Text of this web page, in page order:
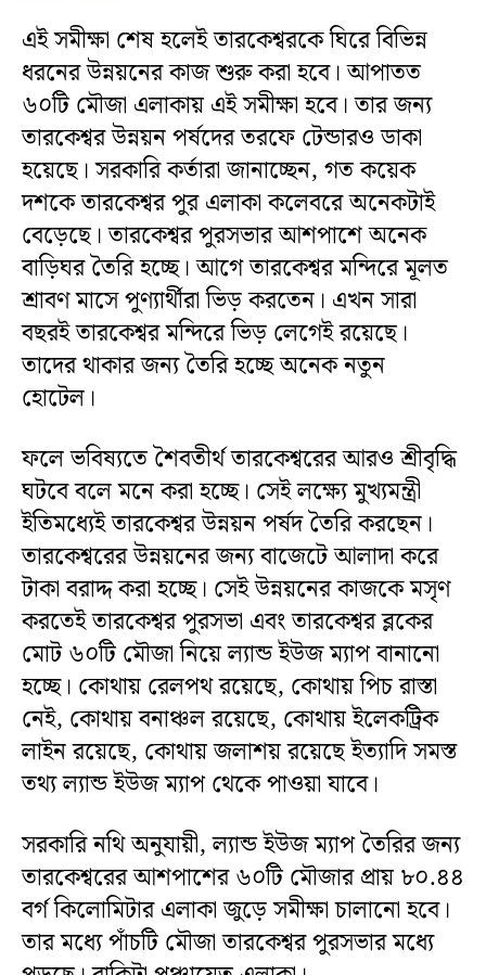
এই সমীক্ষা শেষ হলেই তারকেশ্বরকে ঘিরে বিভিন্ন
ধরনের উন্নয়নের কাজ শুরু করা হবে। আপাতত
৬০টি মৌজা এলাকায় এই সমীক্ষা হবে। তার জন্য
তারকেশ্বর উন্নয়ন পর্ষদের তরফে টেন্ডারও ডাকা
হয়েছে। সরকারি কর্তারা জানাচ্ছেন, গত কয়েক
দশকে তারকেশ্বর পুর এলাকা কলেবরে অনেকটাই
বেড়েছে। তারকেশ্বর পুরসভার আশপাশে অনেক
বাড়িঘর তৈরি হচ্ছে। আগে তারকেশ্বর মন্দিরে মূলত
শ্রাবণ মাসে পুণ্যার্থীরা ভিড় করতেন। এখন সারা
বছরই তারকেশ্বর মন্দিরে ভিড় লেগেই রয়েছে।
তাদের থাকার জন্য তৈরি হচ্ছে অনেক নতুন
হোটেল।
ফলে ভবিষ্যতে শৈবতীর্থ তারকেশ্বরের আরও শ্রীবৃদ্ধি
ঘটবে বলে মনে করা হচ্ছে। সেই লক্ষ্যে মুখ্যমন্ত্রী
ইতিমধ্যেই তারকেশ্বর উন্নয়ন পর্ষদ তৈরি করছেন।
তারকেশ্বরের উন্নয়নের জন্য বাজেটে আলাদা করে
টাকা বরাদ্দ করা হচ্ছে। সেই উন্নয়নের কাজকে মসৃণ
করতেই তারকেশ্বর পুরসভা এবং তারকেশ্বর ব্লকের
মোট ৬০টি মৌজা নিয়ে ল্যান্ড ইউজ ম্যাপ বানানো
হচ্ছে। কোথায় রেলপথ রয়েছে, কোথায় পিচ রাস্তা
নেই, কোথায় বনাঞ্চল রয়েছে, কোথায় ইলেকট্রিক
লাইন রয়েছে, কোথায় জলাশয় রয়েছে ইত্যাদি সমস্ত
তথ্য ল্যান্ড ইউজ ম্যাপ থেকে পাওয়া যাবে।
সরকারি নথি অনুযায়ী, ল্যান্ড ইউজ ম্যাপ তৈরির জন্য
তারকেশ্বরের আশপাশের ৬০টি মৌজার প্রায় ৮০.৪৪
বর্গ কিলোমিটার এলাকা জুড়ে সমীক্ষা চালানো হবে।
তার মধ্যে পাঁচটি মৌজা তারকেশ্বর পুরসভার মধ্যে